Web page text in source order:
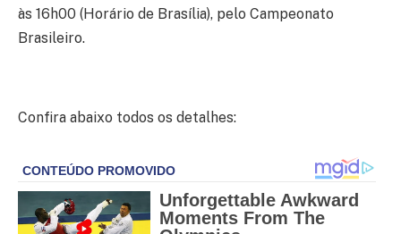
às 16h00 (Horário de Brasília), pelo Campeonato
Brasileiro.
Confira abaixo todos os detalhes: